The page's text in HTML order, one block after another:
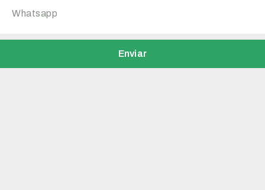
Enviar